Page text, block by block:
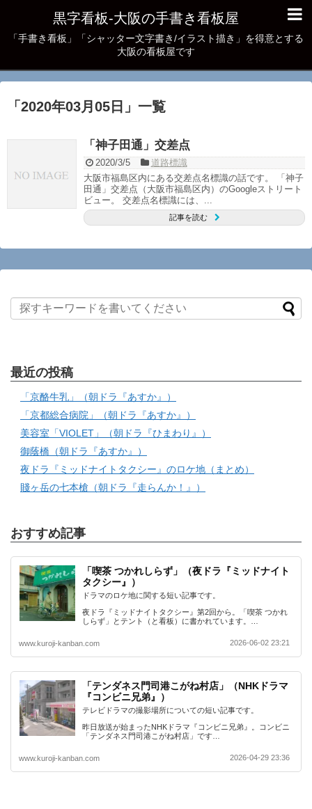
黒字看板‐大阪の手書き看板屋
「手書き看板」「シャッター文字書き/イラスト描き」を得意とする
大阪の看板屋です
「 2020年03月05日 」 一覧
「神子田通」交差点
2020/3/5
道路標識
大阪市福島区内にある交差点名標識の話です。 「神子
田通」交差点（大阪市福島区内）のGoogleストリート
ビュー。 交差点名標識には、...
記事を読む
最近の投稿
「京酪牛乳」（朝ドラ『あすか』）
「京都総合病院」（朝ドラ『あすか』）
美容室「VIOLET」（朝ドラ『ひまわり』）
御蔭橋（朝ドラ『あすか』）
夜ドラ『ミッドナイトタクシー』のロケ地（まとめ）
賤ヶ岳の七本槍（朝ドラ『走らんか！』）
おすすめ記事
「喫茶 つかれしらず」（夜ドラ『ミッドナイト
タクシー』）
ドラマのロケ地に関する短い記事です。
夜ドラ『ミッドナイトタクシー』第2回から。「喫茶 つかれ
しらず」とテント（と看板）に書かれています。…
www.kuroji-kanban.com 2026-06-02 23:21
「テンダネス門司港こがね村店」（NHKドラマ
『コンビニ兄弟』）
テレビドラマの撮影場所についての短い記事です。
昨日放送が始まったNHKドラマ『コンビニ兄弟』。コンビニ
「テンダネス門司港こがね村店」です…
www.kuroji-kanban.com 2026-04-29 23:36